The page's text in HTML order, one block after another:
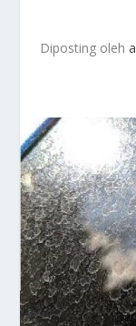
Diposting oleh